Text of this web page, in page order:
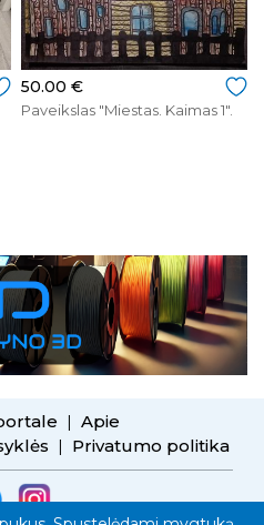
50.00 €
Paveikslas "Miestas. Kaimas 1".
| Apie
| Privatumo politika